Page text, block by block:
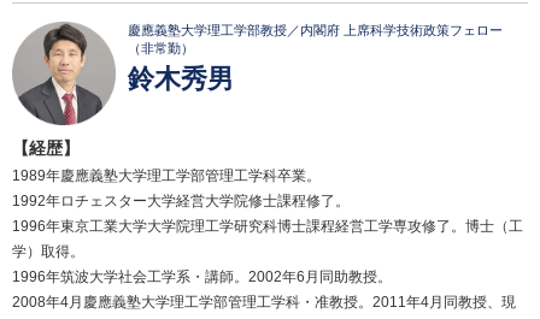
慶應義塾大学理工学部教授／内閣府 上席科学技術政策フェロー
（非常勤）
鈴木秀男
【経歴】
1989年慶應義塾大学理工学部管理工学科卒業。
1992年ロチェスター大学経営大学院修士課程修了。
1996年東京工業大学大学院理工学研究科博士課程経営工学専攻修了。博士（工
学）取得。
1996年筑波大学社会工学系・講師。2002年6月同助教授。
2008年4月慶應義塾大学理工学部管理工学科・准教授。2011年4月同教授、現